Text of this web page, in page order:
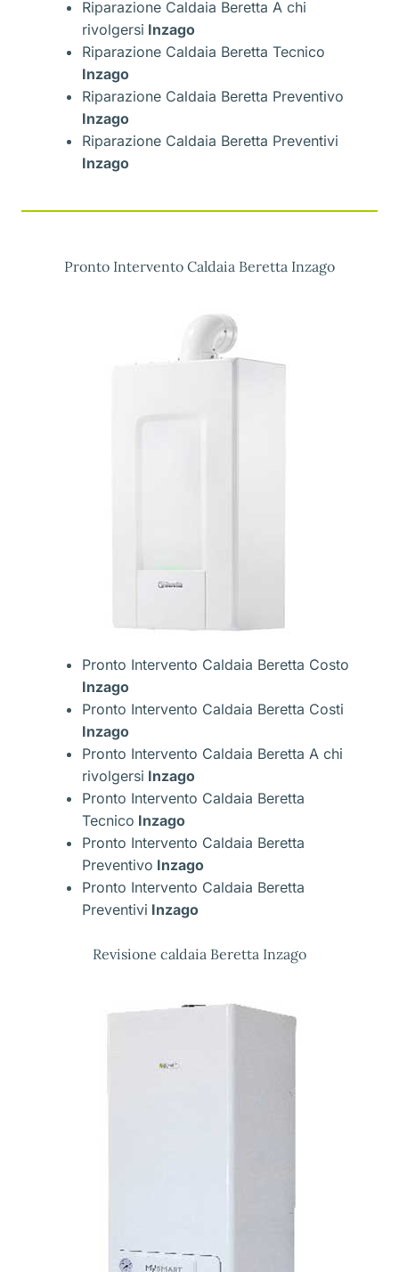
Riparazione Caldaia Beretta A chi
rivolgersi Inzago
Riparazione Caldaia Beretta Tecnico
Inzago
Riparazione Caldaia Beretta Preventivo
Inzago
Riparazione Caldaia Beretta Preventivi
Inzago
Pronto Intervento Caldaia Beretta Inzago
Pronto Intervento Caldaia Beretta Costo
Inzago
Pronto Intervento Caldaia Beretta Costi
Inzago
Pronto Intervento Caldaia Beretta A chi
rivolgersi Inzago
Pronto Intervento Caldaia Beretta
Tecnico Inzago
Pronto Intervento Caldaia Beretta
Preventivo Inzago
Pronto Intervento Caldaia Beretta
Preventivi Inzago
Revisione caldaia Beretta Inzago